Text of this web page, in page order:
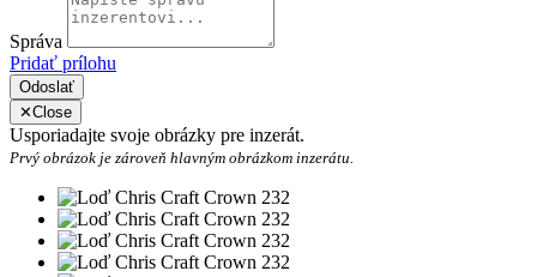
Správa
Pridať prílohu
Odoslať
✕Close
Usporiadajte svoje obrázky pre inzerát.
Prvý obrázok je zároveň hlavným obrázkom inzerátu.